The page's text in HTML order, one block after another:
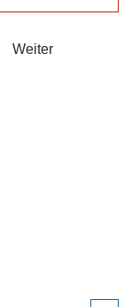
Weiter